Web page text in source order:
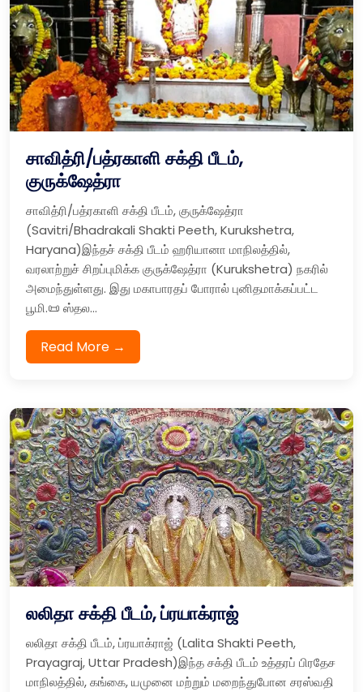
சாவித்ரி/பத்ரகாளி சக்தி பீடம்,
குருக்ஷேத்ரா
சாவித்ரி/பத்ரகாளி சக்தி பீடம், குருக்ஷேத்ரா
(Savitri/Bhadrakali Shakti Peeth, Kurukshetra,
Haryana)இந்தச் சக்தி பீடம் ஹரியானா மாநிலத்தில்,
வரலாற்றுச் சிறப்புமிக்க குருக்ஷேத்ரா (Kurukshetra) நகரில்
அமைந்துள்ளது. இது மகாபாரதப் போரால் புனிதமாக்கப்பட்ட
பூமி.📜 ஸ்தல...
Read More →
லலிதா சக்தி பீடம், ப்ரயாக்ராஜ்
லலிதா சக்தி பீடம், ப்ரயாக்ராஜ் (Lalita Shakti Peeth,
Prayagraj, Uttar Pradesh)இந்த சக்தி பீடம் உத்தரப் பிரதேச
மாநிலத்தில், கங்கை, யமுனை மற்றும் மறைந்துபோன சரஸ்வதி